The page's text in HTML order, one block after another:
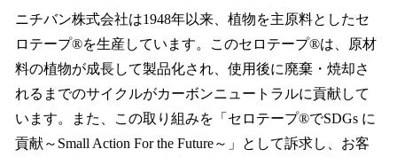
ニチバン株式会社は1948年以来、植物を主原料としたセ
ロテープ®を生産しています。このセロテープ®は、原材
料の植物が成長して製品化され、使用後に廃棄・焼却さ
れるまでのサイクルがカーボンニュートラルに貢献して
います。また、この取り組みを「セロテープ®でSDGs に
貢献～Small Action For the Future～」として訴求し、お客